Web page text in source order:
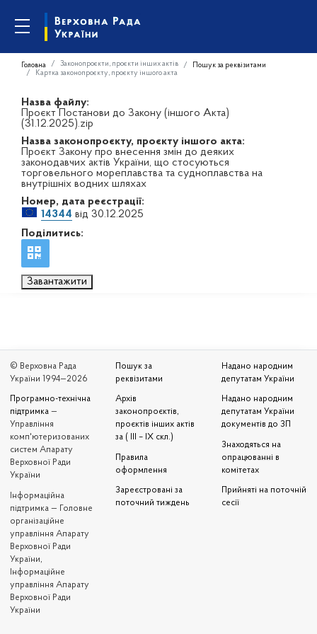
Головна Законопроєкти, проєкти інших актів
Пошук за реквізитами
Картка законопроєкту, проєкту іншого акта
Назва файлу:
Проєкт Постанови до Закону (іншого Акта)
(31.12.2025).zip
Назва законопроєкту, проєкту іншого акта:
Проєкт Закону про внесення змін до деяких
законодавчих актів України, що стосуються
торговельного мореплавства та судноплавства на
внутрішніх водних шляхах
Номер, дата реєстрації:
14344 від 30.12.2025
Поділитись:
Завантажити
© Верховна Рада
України 1994—2026
Програмно-технічна
підтримка —
Управління
комп'ютеризованих
систем Апарату
Верховної Ради
України
Iнформаційна
підтримка — Головне
організаційне
управління Апарату
Верховної Ради
України,
Інформаційне
управління Апарату
Верховної Ради
України
Пошук за
реквізитами
Архів
законопроєктів,
проєктів інших актів
за ( III – IX скл.)
Правила
оформлення
Зареєстровані за
поточний тиждень
Надано народним
депутатам України
Надано народним
депутатам України
документів до ЗП
Знаходяться на
опрацюванні в
комітетах
Прийняті на поточній
сесії